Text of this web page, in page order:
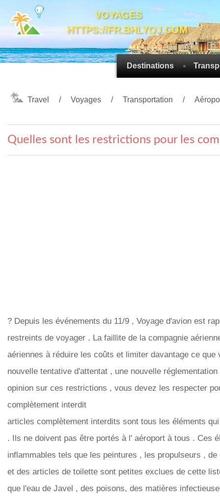
VOYAGES
HTTPS://FR.BHLYQJ.COM
Destinations
Travel Voyages Transportation
Quelles sont les restrictions pour les
? Depuis les événements du 11/9 , Voyage d'avion est
restreints de voyager . La faillite de la compagnie
aériennes à réduire les coûts et limiter davantage ce
nouvelle tentative d'attentat , une nouvelle
opinion sur ces restrictions , vous devez les respecter
complètement interdit
articles complètement interdits sont tous les éléments
. Ils ne doivent pas être portés à l' aéroport à tous . Ces
inflammables tels que les peintures , les propulseurs ,
et des articles de toilette sont petites exclues de cette
que l'eau de Javel , des poisons, des matières